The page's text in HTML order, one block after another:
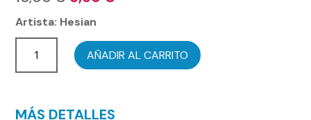
precio
era:
10,00 €.
es:
5,60 €.
Artista: Hesian
AÑADIR AL CARRITO
MÁS DETALLES